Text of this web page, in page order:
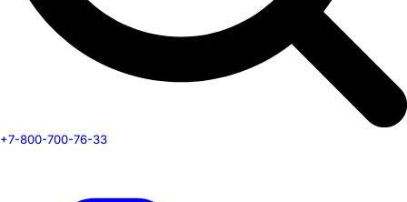
+7-800-700-76-33